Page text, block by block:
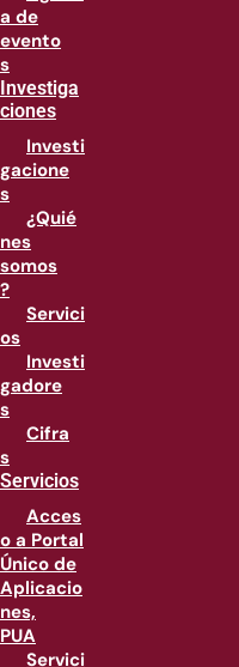
a de
evento
s
Investiga
ciones
Investi
gacione
s
¿Quié
nes
somos
?
Servici
os
Investi
gadore
s
Cifra
s
Servicios
Acces
o a Portal
Único de
Aplicacio
nes,
PUA
Servici